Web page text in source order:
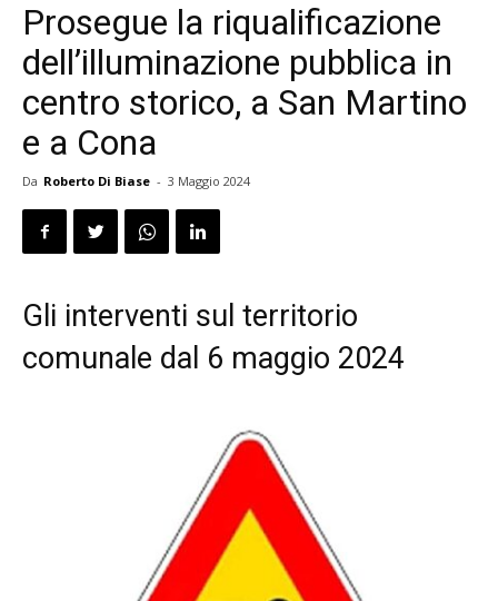
Prosegue la riqualificazione
dell’illuminazione pubblica in
centro storico, a San Martino
e a Cona
Da Roberto Di Biase - 3 Maggio 2024
Gli interventi sul territorio
comunale dal 6 maggio 2024